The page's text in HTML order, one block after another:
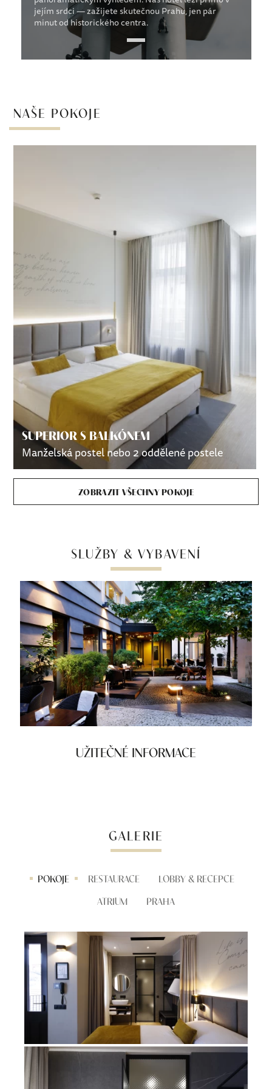
jejím srdci — zažijete skutečnou Prahu, jen pár
minut od historického centra.
NAŠE POKOJE
DELUXE
Manželská postel nebo 2 oddělené postele
ZOBRAZIT VŠECHNY POKOJE
SLUŽBY & VYBAVENÍ
UŽITEČNÉ INFORMACE
GALERIE
POKOJE RESTAURACE
LOBBY & RECEPCE
ATRIUM
PRAHA